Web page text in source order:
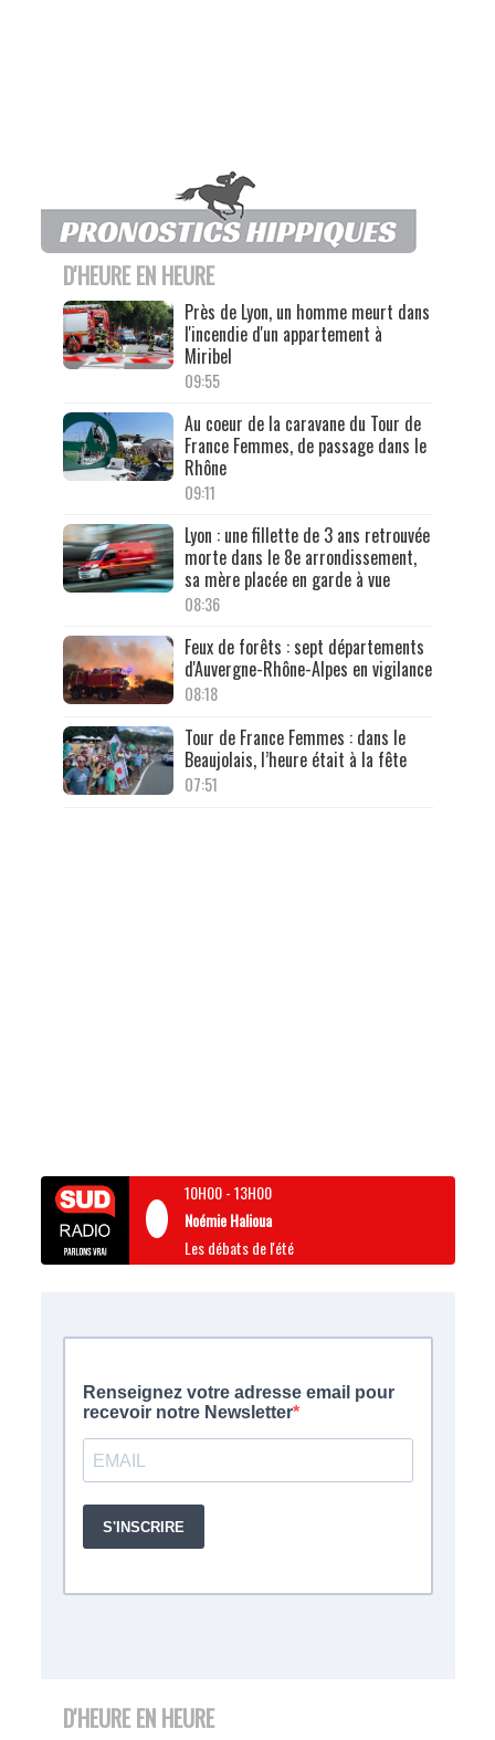
D'HEURE EN HEURE
Près de Lyon, un homme meurt dans
l'incendie d'un appartement à
Miribel
09:55
Au coeur de la caravane du Tour de
France Femmes, de passage dans le
Rhône
09:11
Lyon : une fillette de 3 ans retrouvée
morte dans le 8e arrondissement,
sa mère placée en garde à vue
08:36
Feux de forêts : sept départements
d'Auvergne-Rhône-Alpes en vigilance
08:18
Tour de France Femmes : dans le
Beaujolais, l’heure était à la fête
07:51
10H00-13H00
Noémie Halioua
Les débats de l'été
D'HEURE EN HEURE